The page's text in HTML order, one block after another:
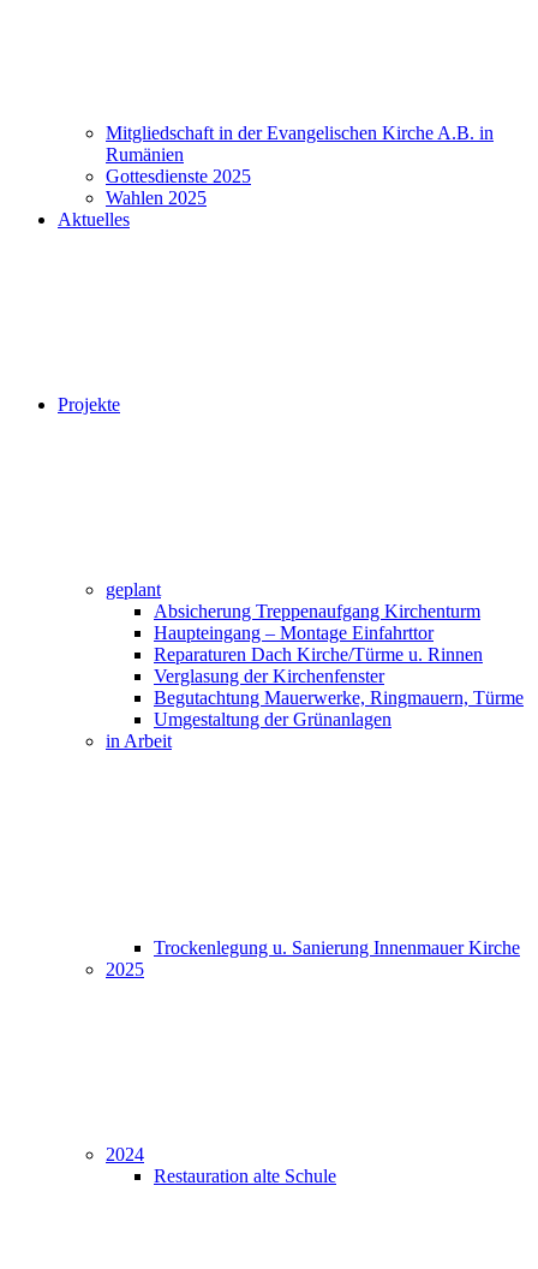
Mitgliedschaft in der Evangelischen Kirche A.B. in
Rumänien
Gottesdienste 2025
Wahlen 2025
Aktuelles
Projekte
geplant
Absicherung Treppenaufgang Kirchenturm
Haupteingang – Montage Einfahrttor
Reparaturen Dach Kirche/Türme u. Rinnen
Verglasung der Kirchenfenster
Begutachtung Mauerwerke, Ringmauern, Türme
Umgestaltung der Grünanlagen
in Arbeit
Trockenlegung u. Sanierung Innenmauer Kirche
2025
2024
Restauration alte Schule